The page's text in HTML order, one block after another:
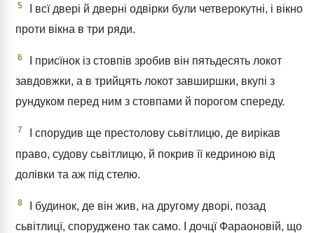
5
І всї двері й дверні одвірки були четверокутні, і вікно
проти вікна в три ряди.
6
І присїнок із стовпів зробив він пятьдесять локот
завдовжки, а в трийцять локот завширшки, вкупі з
рундуком перед ним з стовпами й порогом спереду.
7
І спорудив ще престолову сьвітлицю, де вирікав
право, судову сьвітлицю, й покрив її кедриною від
долівки та аж під стелю.
8
І будинок, де він жив, на другому дворі, позад
сьвітлицї, споруджено так само. І дочцї Фараоновій, що